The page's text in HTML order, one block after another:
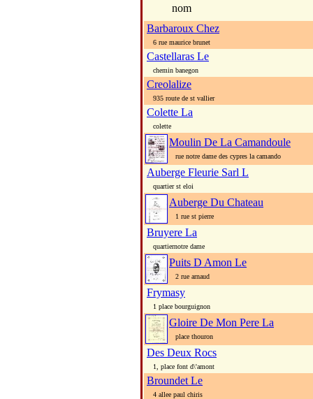
nom
Barbaroux Chez
6 rue maurice brunet
Castellaras Le
chemin banegon
Creolalize
935 route de st vallier
Colette La
colette
Moulin De La Camandoule
rue notre dame des cypres la camando
Auberge Fleurie Sarl L
quartier st eloi
Auberge Du Chateau
1 rue st pierre
Bruyere La
quartiernotre dame
Puits D Amon Le
2 rue arnaud
Frymasy
1 place bourguignon
Gloire De Mon Pere La
place thouron
Des Deux Rocs
1, place font d\'amont
Broundet Le
4 allee paul chiris